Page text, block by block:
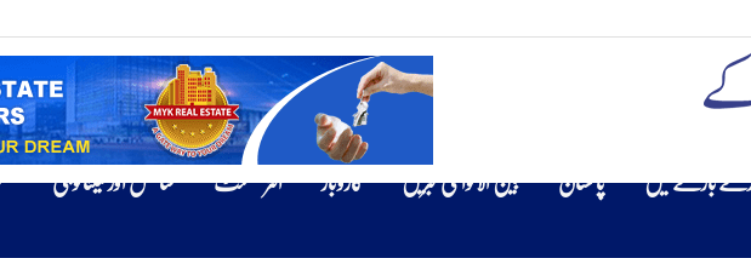
بارے میں پاکستان بین الاقوامی خبریں کاروبار انٹرٹینمنٹ سائنس اور ٹیکنالوجی